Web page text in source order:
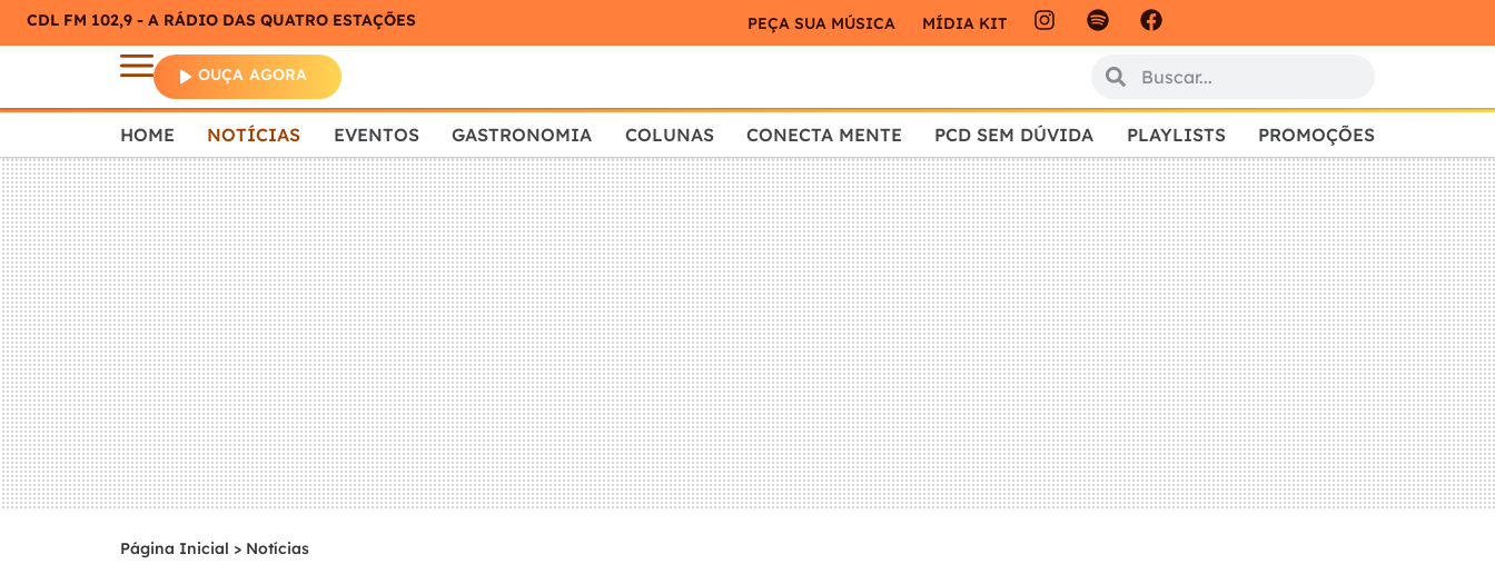
CDL FM 102,9 - A RÁDIO DAS QUATRO ESTAÇÕES PEÇA SUA MÚSICA MÍDIA KIT
OUÇA AGORA
HOME NOTÍCIAS EVENTOS GASTRONOMIA COLUNAS CONECTA MENTE PCD SEM DÚVIDA PLAYLISTS PROMOÇÕES
Página Inicial > Notícias